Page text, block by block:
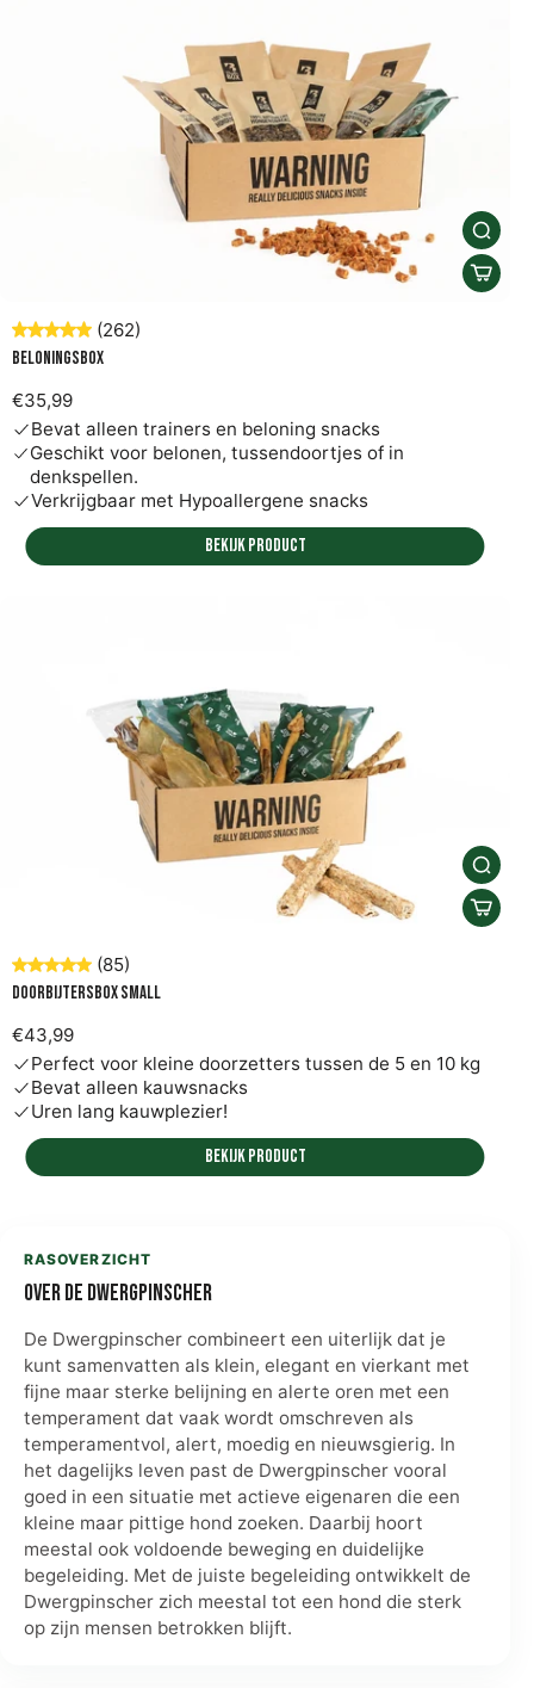
RASOVERZICHT
Over de Dwergpinscher
De Dwergpinscher combineert een uiterlijk dat je
kunt samenvatten als klein, elegant en vierkant met
fijne maar sterke belijning en alerte oren met een
temperament dat vaak wordt omschreven als
temperamentvol, alert, moedig en nieuwsgierig. In
het dagelijks leven past de Dwergpinscher vooral
goed in een situatie met actieve eigenaren die een
kleine maar pittige hond zoeken. Daarbij hoort
meestal ook voldoende beweging en duidelijke
begeleiding. Met de juiste begeleiding ontwikkelt de
Dwergpinscher zich meestal tot een hond die sterk
op zijn mensen betrokken blijft.
(262)
Beloningsbox
€35,99
Bevat alleen trainers en beloning snacks
Geschikt voor belonen, tussendoortjes of in
denkspellen.
Verkrijgbaar met Hypoallergene snacks
Bekijk product
(85)
Doorbijtersbox Small
€43,99
Perfect voor kleine doorzetters tussen de 5 en 10 kg
Bevat alleen kauwsnacks
Uren lang kauwplezier!
Bekijk product